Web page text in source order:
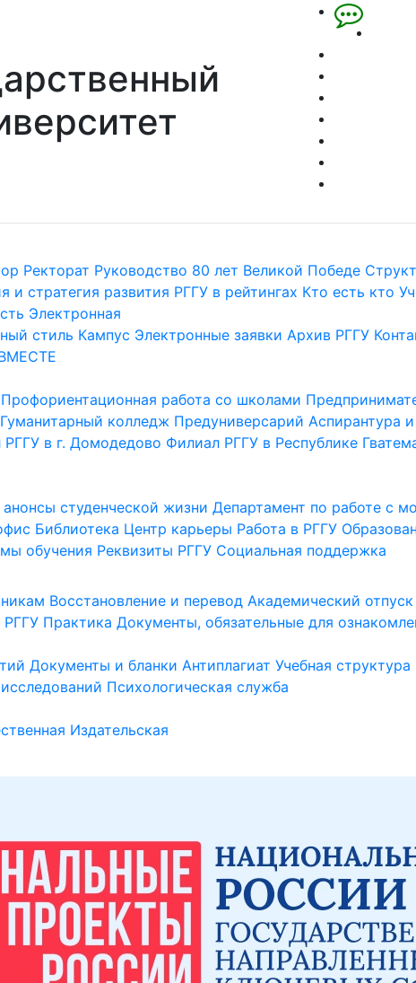
Ректорат Руководство 80 лет Великой Победе
и стратегия развития РГГУ в рейтингах Кто есть кто
Электронная
стиль Кампус Электронные заявки Архив РГГУ
Профориентационная работа со школами
Гуманитарный колледж Предуниверсарий Аспирантура
РГГУ в г. Домодедово Филиал РГГУ в Республике
студенческой жизни Департамент по работе с
Библиотека Центр карьеры Работа в РГГУ
обучения Реквизиты РГГУ Социальная поддержка
Восстановление и перевод Академический отпуск
РГГУ Практика Документы, обязательные для
Документы и бланки Антиплагиат Учебная структура
Психологическая служба
Издательская